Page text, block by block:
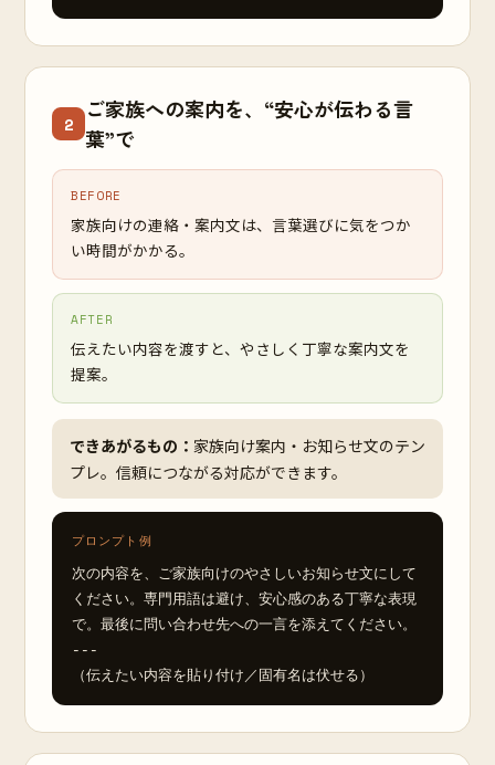
2
ご家族への案内を、“安心が伝わる言
葉”で
BEFORE
家族向けの連絡・案内文は、言葉選びに気をつか
い時間がかかる。
AFTER
伝えたい内容を渡すと、やさしく丁寧な案内文を
提案。
できあがるもの： 家族向け案内・お知らせ文のテン
プレ。信頼につながる対応ができます。
プロンプト例
次の内容を、ご家族向けのやさしいお知らせ文にして
ください。専門用語は避け、安心感のある丁寧な表現
で。最後に問い合わせ先への一言を添えてください。
---
（伝えたい内容を貼り付け／固有名は伏せる）